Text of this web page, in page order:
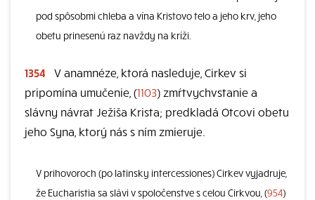
pod spôsobmi chleba a vína Kristovo telo a jeho krv, jeho
obetu prinesenú raz navždy na kríži.
1354
V anamnéze, ktorá nasleduje, Cirkev si
pripomína umučenie, (1103) zmŕtvychvstanie a
slávny návrat Ježiša Krista; predkladá Otcovi obetu
jeho Syna, ktorý nás s ním zmieruje.
V prihovoroch (po latinsky intercessiones) Cirkev vyjadruje,
že Eucharistia sa slávi v spoločenstve s celou Cirkvou, (954)